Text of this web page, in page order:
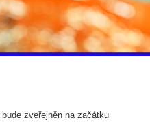
zveřejněn na začátku